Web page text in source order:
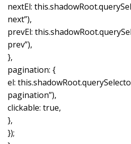
nextEl:
next”),
prevEl:
prev”),
},
pagination: {
el:
pagination”),
clickable: true,
},
});